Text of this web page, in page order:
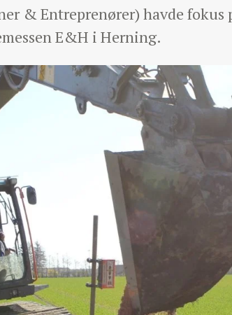
& Entreprenører) havde
E&H i Herning.